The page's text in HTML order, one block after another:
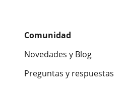
Comunidad
Novedades y Blog
Preguntas y respuestas